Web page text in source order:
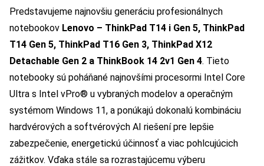
Predstavujeme najnovšiu generáciu profesionálnych
notebookov Lenovo – ThinkPad T14 i Gen 5, ThinkPad
T14 Gen 5, ThinkPad T16 Gen 3, ThinkPad X12
Detachable Gen 2 a ThinkBook 14 2v1 Gen 4. Tieto
notebooky sú poháňané najnovšími procesormi Intel Core
Ultra s Intel vPro® u vybraných modelov a operačným
systémom Windows 11, a ponúkajú dokonalú kombináciu
hardvérových a softvérových AI riešení pre lepšie
zabezpečenie, energetickú účinnosť a viac pohlcujúcich
zážitkov. Vďaka stále sa rozrastajúcemu výberu